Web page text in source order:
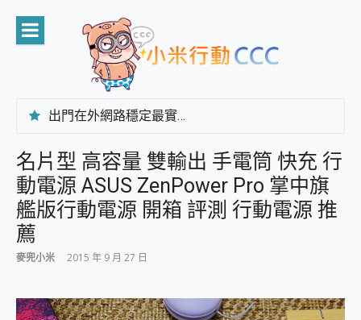
content
出門在外網路穩定最實在 「台灣大哥大」榮獲 4G/5G 在線率全球 NO.3 全台第一與全台六冠王實測心得，走到哪順到哪！
CP 值天花板~ Bongcom BS5 足球君開箱~ 短焦投影機 3千元就能擁有！ 折扣碼在這～
專為 PC上的 XBOX和掌機設計的 FireCuda X1070 SSD 固態硬碟開箱 評測
台灣製攝影機在這裡，100%全無線設計 SpotCam Solo Eco 太陽能防水雲端攝影機 SpotCam Solo 3 2.5K高畫質戶外攝影機 開箱 評測
電力超超超持久 MSI 微星 Prestige 14 AI+ D3MG-031TW 14吋 開箱評價，AI輕薄商務筆電 Copilot+ PC
超懂拍、耐用 AI 街拍機~ realme 16 Pro 開箱評價~ 2 億畫素 LumaColor 影像、持久續航與 IP69K 高防護
好用的 EaseUS Partition Master 讓您輕鬆的移除與格式化有防寫保護的隨身碟或SD卡
名片型 高容量 雙輸出 手電筒 快充 行
動電源 ASUS ZenPower Pro 掌中旗
艦版行動電源 開箱 評測 行動電源 推
薦
麥兜小米 2015 年 9 月 27 日